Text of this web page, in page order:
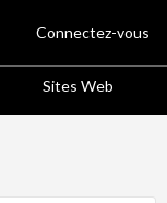
Sites Web
Connectez-vous